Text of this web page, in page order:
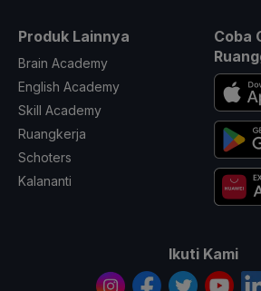
Produk Lainnya
Brain Academy
English Academy
Skill Academy
Ruangkerja
Schoters
Kalananti
Coba
Ikuti Kami